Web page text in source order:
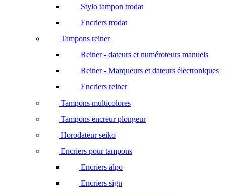
Stylo tampon trodat
Encriers trodat
Tampons reiner
Reiner - dateurs et numéroteurs manuels
Reiner - Marqueurs et dateurs électroniques
Encriers reiner
Tampons multicolores
Tampons encreur plongeur
Horodateur seiko
Encriers pour tampons
Encriers alpo
Encriers sign